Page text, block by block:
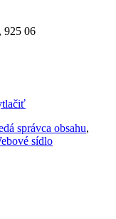
925 06
správca obsahu,
sídlo